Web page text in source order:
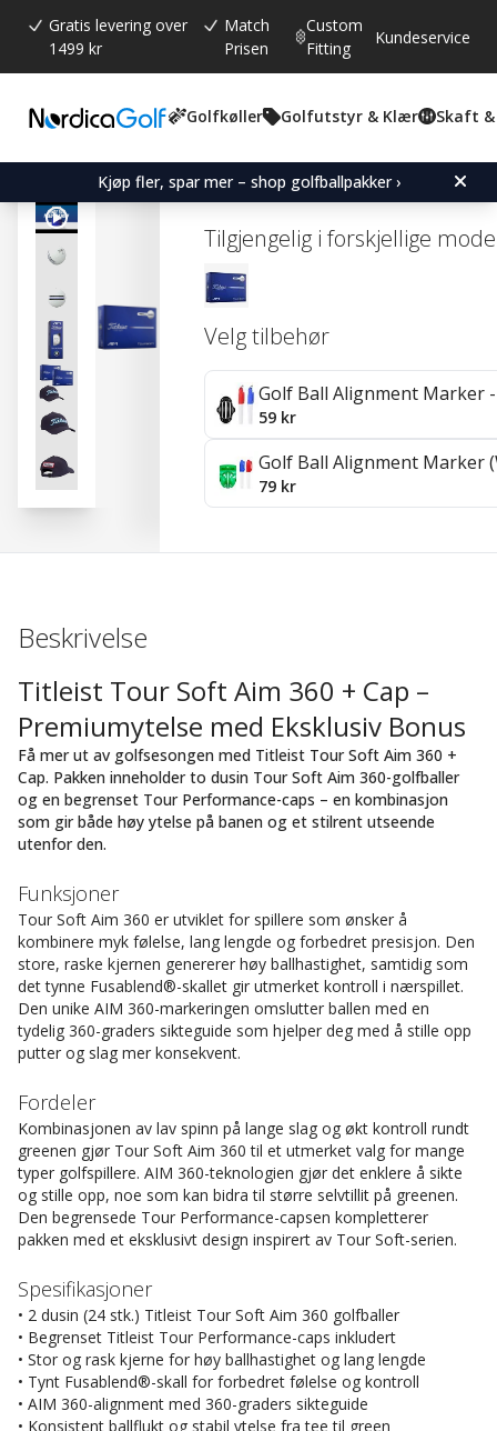
Gratis levering over
1499 kr
Match
Prisen
Custom
Fitting
Kundeservice
Golfkøller Golfutstyr & Klær Skaft &
Kjøp fler, spar mer – shop golfballpakker ›
Gjennomsnittskarakter:
stemmer:
Titleist Tour Soft Aim
Tilgjengelig i forskjellige
Velg tilbehør
Golf Ball Alignment Marker
59 kr
Golf Ball Alignment Marker
79 kr
Beskrivelse
Titleist Tour Soft Aim 360 + Cap –
Premiumytelse med Eksklusiv Bonus
Få mer ut av golfsesongen med Titleist Tour Soft Aim 360 +
Cap. Pakken inneholder to dusin Tour Soft Aim 360-golfballer
og en begrenset Tour Performance-caps – en kombinasjon
som gir både høy ytelse på banen og et stilrent utseende
utenfor den.
Funksjoner
Tour Soft Aim 360 er utviklet for spillere som ønsker å
kombinere myk følelse, lang lengde og forbedret presisjon. Den
store, raske kjernen genererer høy ballhastighet, samtidig som
det tynne Fusablend®-skallet gir utmerket kontroll i nærspillet.
Den unike AIM 360-markeringen omslutter ballen med en
tydelig 360-graders sikteguide som hjelper deg med å stille opp
putter og slag mer konsekvent.
Fordeler
Kombinasjonen av lav spinn på lange slag og økt kontroll rundt
greenen gjør Tour Soft Aim 360 til et utmerket valg for mange
typer golfspillere. AIM 360-teknologien gjør det enklere å sikte
og stille opp, noe som kan bidra til større selvtillit på greenen.
Den begrensede Tour Performance-capsen kompletterer
pakken med et eksklusivt design inspirert av Tour Soft-serien.
Spesifikasjoner
• 2 dusin (24 stk.) Titleist Tour Soft Aim 360 golfballer
• Begrenset Titleist Tour Performance-caps inkludert
• Stor og rask kjerne for høy ballhastighet og lang lengde
• Tynt Fusablend®-skall for forbedret følelse og kontroll
• AIM 360-alignment med 360-graders sikteguide
• Konsistent ballflukt og stabil ytelse fra tee til green